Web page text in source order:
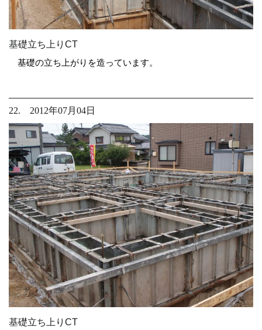
基礎立ち上りCT
基礎の立ち上がりを造っています。
22. 2012年07月04日
基礎立ち上りCT